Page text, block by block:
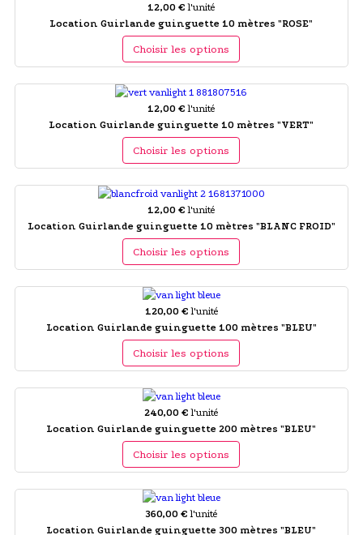
12,00 € l'unité
Location Guirlande guinguette 10 mètres "ROSE"
Choisir les options
12,00 € l'unité
Location Guirlande guinguette 10 mètres "VERT"
Choisir les options
12,00 € l'unité
Location Guirlande guinguette 10 mètres "BLANC FROID"
Choisir les options
120,00 € l'unité
Location Guirlande guinguette 100 mètres "BLEU"
Choisir les options
240,00 € l'unité
Location Guirlande guinguette 200 mètres "BLEU"
Choisir les options
360,00 € l'unité
Location Guirlande guinguette 300 mètres "BLEU"